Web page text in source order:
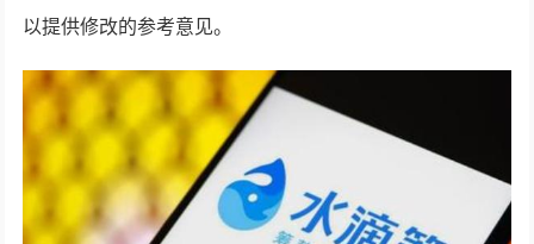
以提供修改的参考意见。